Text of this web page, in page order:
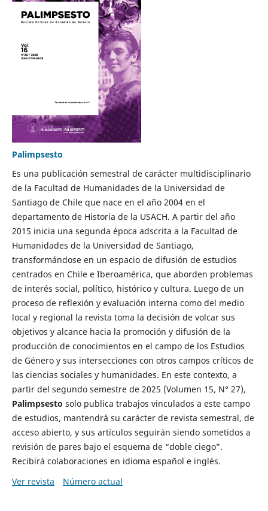
Palimpsesto
Es una publicación semestral de carácter multidisciplinario
de la Facultad de Humanidades de la Universidad de
Santiago de Chile que nace en el año 2004 en el
departamento de Historia de la USACH. A partir del año
2015 inicia una segunda época adscrita a la Facultad de
Humanidades de la Universidad de Santiago,
transformándose en un espacio de difusión de estudios
centrados en Chile e Iberoamérica, que aborden problemas
de interés social, político, histórico y cultura. Luego de un
proceso de reflexión y evaluación interna como del medio
local y regional la revista toma la decisión de volcar sus
objetivos y alcance hacia la promoción y difusión de la
producción de conocimientos en el campo de los Estudios
de Género y sus intersecciones con otros campos críticos de
las ciencias sociales y humanidades. En este contexto, a
partir del segundo semestre de 2025 (Volumen 15, N° 27),
Palimpsesto solo publica trabajos vinculados a este campo
de estudios, mantendrá su carácter de revista semestral, de
acceso abierto, y sus artículos seguirán siendo sometidos a
revisión de pares bajo el esquema de “doble ciego”.
Recibirá colaboraciones en idioma español e inglés.
Ver revista
Número actual